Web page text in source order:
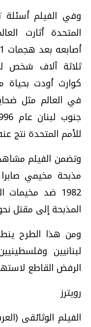
وفي الفيلم أسئلة
المتحدة أثارت
ثلاثة آلاف شخص
كوارث أودت بحياة
في العالم مثل
للأمم المتحدة نتج عنه
وتضمن الفيلم
مذبحة مخيمي
1982 ضد
المذبحة إلى مقتل نحو 3500
ومن هذا الطرح
لبنانيين
الرفض القاطع
رويترز
الفيلم الوثائقى